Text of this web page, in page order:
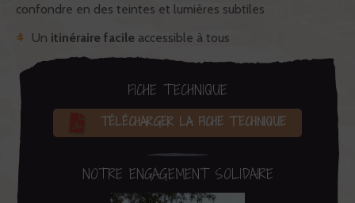
confondre en des teintes et lumières subtiles
Un itinéraire facile accessible à tous
FICHE TECHNIQUE
TÉLÉCHARGER LA FICHE TECHNIQUE
NOTRE ENGAGEMENT SOLIDAIRE